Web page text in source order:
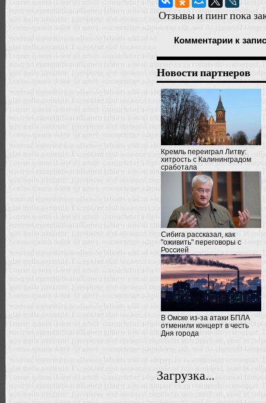
Отзывы и пинг пока
Комментарии к
Новости партнеров
Кремль переиграл Литву:
хитрость с Калининградом
сработала
Сибига рассказал, как
"оживить" переговоры с
Россией
В Омске из-за атаки БПЛА
отменили концерт в честь
Дня города
Загрузка...